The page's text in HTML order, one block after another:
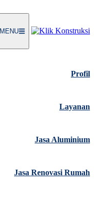
MENU
Profil
Layanan
Jasa Aluminium
Jasa Renovasi Rumah